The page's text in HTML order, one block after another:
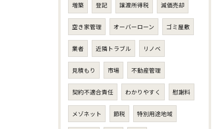
増築 登記 譲渡所得税 減価売却
空き家管理 オーバーローン ゴミ屋敷
業者 近隣トラブル リノベ
見積もり 市場 不動産管理
契約不適合責任 わかりやすく 慰謝料
メゾネット 節税 特別用途地域